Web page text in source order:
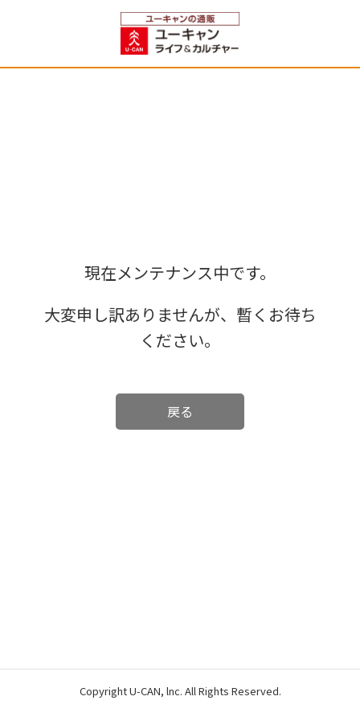
現在メンテナンス中です。
大変申し訳ありませんが、暫くお待ち
ください。
戻る
Copyright U-CAN, lnc. All Rights Reserved.